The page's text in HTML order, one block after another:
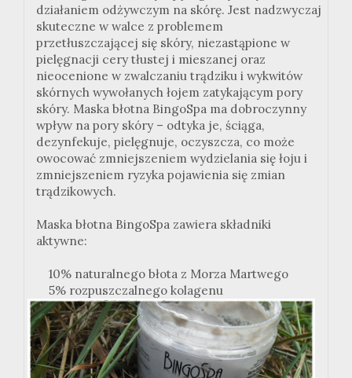
działaniem odżywczym na skórę. Jest nadzwyczaj
skuteczne w walce z problemem
przetłuszczającej się skóry, niezastąpione w
pielęgnacji cery tłustej i mieszanej oraz
nieocenione w zwalczaniu trądziku i wykwitów
skórnych wywołanych łojem zatykającym pory
skóry. Maska błotna BingoSpa ma dobroczynny
wpływ na pory skóry – odtyka je, ściąga,
dezynfekuje, pielęgnuje, oczyszcza, co może
owocować zmniejszeniem wydzielania się łoju i
zmniejszeniem ryzyka pojawienia się zmian
trądzikowych.
Maska błotna BingoSpa zawiera składniki
aktywne:
10% naturalnego błota z Morza Martwego
5% rozpuszczalnego kolagenu